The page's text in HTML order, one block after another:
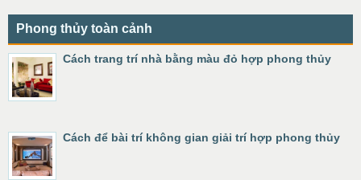
Phong thủy toàn cảnh
Cách trang trí nhà bằng màu đỏ hợp phong thủy
Cách để bài trí không gian giải trí hợp phong thủy